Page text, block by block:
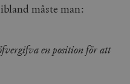
måste man:
en position för att